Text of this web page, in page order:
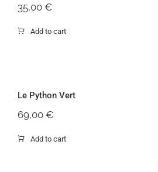
35,00 €
Add to cart
Le Python Vert
69,00 €
Add to cart